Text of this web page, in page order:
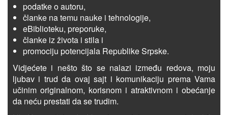
podatke o autoru,
članke na temu nauke i tehnologije,
eBiblioteku, preporuke,
članke iz života i stila i
promociju potencijala Republike Srpske.
Vidjećete i nešto što se nalazi između redova, moju
ljubav i trud da ovaj sajt i komunikaciju prema Vama
učinim originalnom, korisnom i atraktivnom i obećanje
da neću prestati da se trudim.